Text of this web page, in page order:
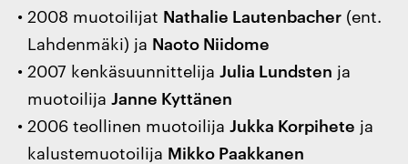
2008 muotoilijat Nathalie Lautenbacher (ent.
Lahdenmäki) ja Naoto Niidome
2007 kenkäsuunnittelija Julia Lundsten ja
muotoilija Janne Kyttänen
2006 teollinen muotoilija Jukka Korpihete ja
kalustemuotoilija Mikko Paakkanen